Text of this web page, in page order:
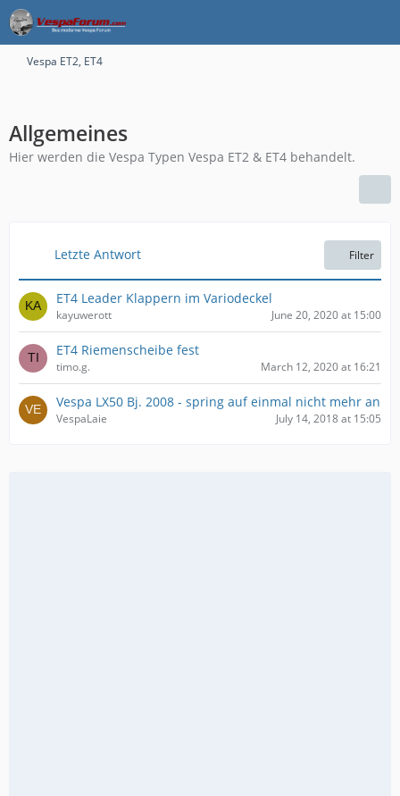
Vespa ET2, ET4
Allgemeines
Hier werden die Vespa Typen Vespa ET2 & ET4 behandelt.
Letzte Antwort Filter
ET4 Leader Klappern im Variodeckel
kayuwerott June 20, 2020 at 15:00
ET4 Riemenscheibe fest
timo.g. March 12, 2020 at 16:21
Vespa LX50 Bj. 2008 - spring auf einmal nicht mehr an
VespaLaie July 14, 2018 at 15:05